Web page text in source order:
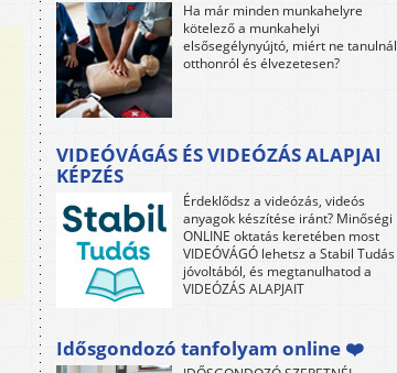
Ha már minden munkahelyre
kötelező a munkahelyi
elsősegélynyújtó, miért ne tanulnál
otthonról és élvezetesen?
VIDEÓVÁGÁS ÉS VIDEÓZÁS ALAPJAI
KÉPZÉS
Érdeklődsz a videózás, videós
anyagok készítése iránt? Minőségi
ONLINE oktatás keretében most
VIDEÓVÁGÓ lehetsz a Stabil Tudás
jóvoltából, és megtanulhatod a
VIDEÓZÁS ALAPJAIT
Idősgondozó tanfolyam online ❤️